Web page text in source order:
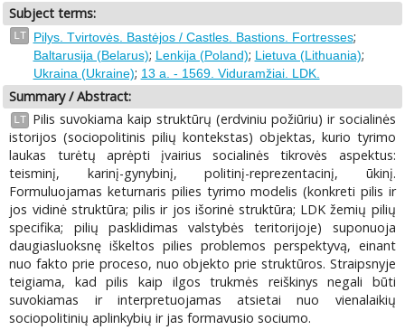
Subject terms:
LT Pilys. Tvirtovės. Bastėjos / Castles. Bastions. Fortresses;
Baltarusija (Belarus); Lenkija (Poland); Lietuva (Lithuania);
Ukraina (Ukraine); 13 a. - 1569. Viduramžiai. LDK.
Summary / Abstract:
LT
Pilis suvokiama kaip struktūrų (erdviniu požiūriu) ir socialinės
istorijos (sociopolitinis pilių kontekstas) objektas, kurio tyrimo
laukas turėtų aprėpti įvairius socialinės tikrovės aspektus:
teisminį, karinį-gynybinį, politinį-reprezentacinį, ūkinį.
Formuluojamas keturnaris pilies tyrimo modelis (konkreti pilis ir
jos vidinė struktūra; pilis ir jos išorinė struktūra; LDK žemių pilių
specifika; pilių pasklidimas valstybės teritorijoje) suponuoja
daugiasluoksnę iškeltos pilies problemos perspektyvą, einant
nuo fakto prie proceso, nuo objekto prie struktūros. Straipsnyje
teigiama, kad pilis kaip ilgos trukmės reiškinys negali būti
suvokiamas ir interpretuojamas atsietai nuo vienalaikių
sociopolitinių aplinkybių ir jas formavusio sociumo.